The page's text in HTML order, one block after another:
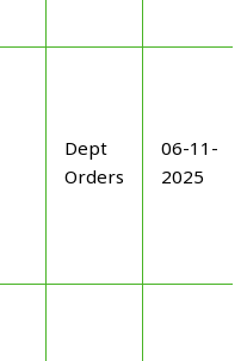
Dept
Orders
06-11-
2025